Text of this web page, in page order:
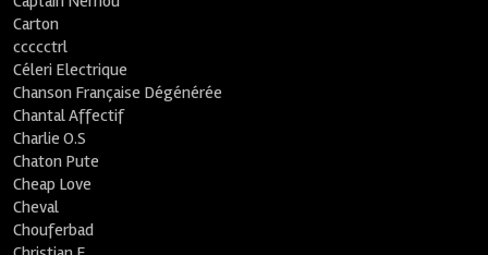
Carton
ccccctrl
Céleri Electrique
Chanson Française Dégénérée
Chantal Affectif
Charlie O.S
Chaton Pute
Cheap Love
Cheval
Chouferbad